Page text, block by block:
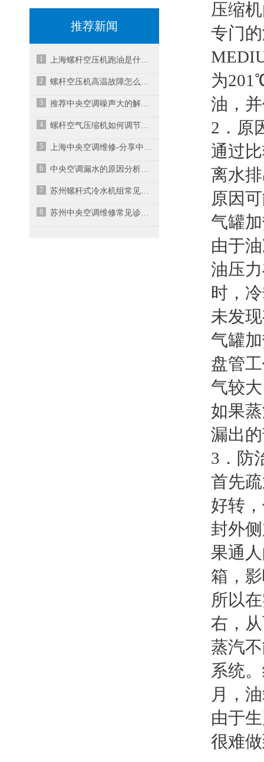
推荐新闻
1 上海螺杆空压机跑油是什么原因？
2 螺杆空压机高温故障怎么解决？
3 推荐中央空调噪声大的解决方式
4 螺杆空气压缩机如何调节气压？
5 上海中央空调维修-分享中央空调不制冷的常见原
6 中央空调漏水的原因分析及解决措施
7 苏州螺杆式冷水机组常见故障分析
8 苏州中央空调维修常见诊断故障的方法
压缩
专门
为
油，
2．原
通过
离水
原因
气罐
由于
油压
时，
未发
气罐
盘管
气较
如果
漏出
3．防
首先
好转
封外
果通
箱，
所以
右，
蒸汽
系统
月，
由于
很难